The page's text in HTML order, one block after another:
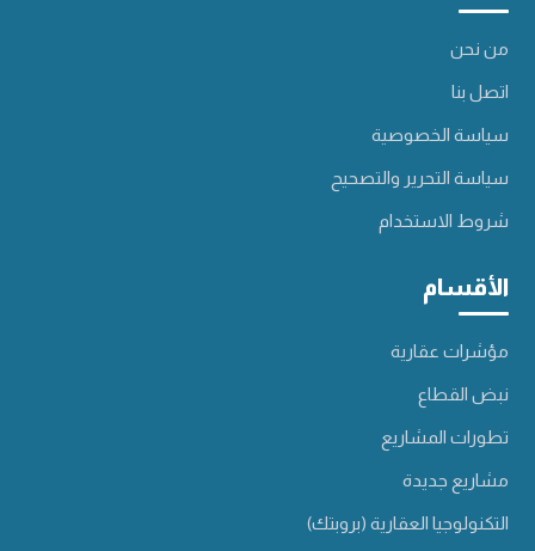
من نحن
اتصل بنا
سياسة الخصوصية
سياسة التحرير والتصحيح
شروط الاستخدام
الأقسام
مؤشرات عقارية
نبض القطاع
تطورات المشاريع
مشاريع جديدة
التكنولوجيا العقارية (بروبتك)